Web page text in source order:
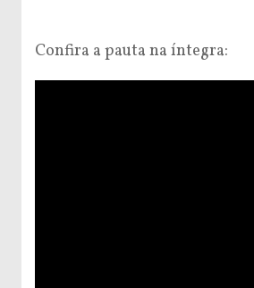
Confira a pauta na íntegra: